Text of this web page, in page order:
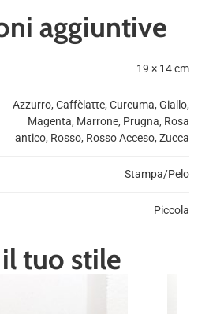
aggiuntive
19 × 14 cm
Azzurro, Caffèlatte, Curcuma, Giallo,
Magenta, Marrone, Prugna, Rosa
antico, Rosso, Rosso Acceso, Zucca
Stampa/Pelo
Piccola
tuo stile